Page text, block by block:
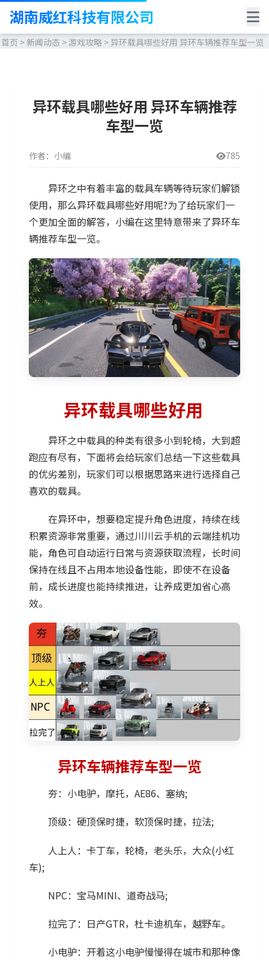
湖南威红科技有限公司
首页 >新闻动态 > 游戏攻略 > 异环载具哪些好用 异环车辆推荐车型一览
异环载具哪些好用 异环车辆推荐
车型一览
作者：小编 785
异环之中有着丰富的载具车辆等待玩家们解锁
使用，那么异环载具哪些好用呢?为了给玩家们一
个更加全面的解答，小编在这里特意带来了异环车
辆推荐车型一览。
异环载具哪些好用
异环之中载具的种类有很多小到轮椅，大到超
跑应有尽有，下面将会给玩家们总结一下这些载具
的优劣差别，玩家们可以根据思路来进行选择自己
喜欢的载具。
在异环中，想要稳定提升角色进度，持续在线
积累资源非常重要，通过川川云手机的云端挂机功
能，角色可自动运行日常与资源获取流程，长时间
保持在线且不占用本地设备性能，即使不在设备
前，成长进度也能持续推进，让养成更加省心高
效。
异环车辆推荐车型一览
夯：小电驴，摩托，AE86、塞纳;
顶级：硬顶保时捷，软顶保时捷，拉法;
人上人：卡丁车，轮椅，老头乐，大众(小红
车);
NPC：宝马MINI、道奇战马;
拉完了：日产GTR，杜卡迪机车，越野车。
小电驴：开着这小电驴慢慢得在城市和那种像